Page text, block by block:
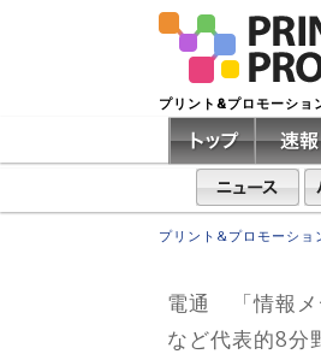
プリント&プロモーシ
プリント&プロモーショ
電通 「情報
など代表的8分